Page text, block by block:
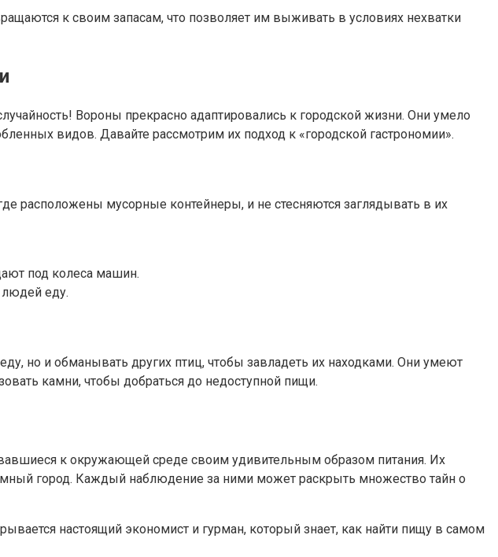
к своим запасам, что позволяет им выживать в условиях нехватки
Вороны прекрасно адаптировались к городской жизни. Они умело
видов. Давайте рассмотрим их подход к «городской гастрономии».
расположены мусорные контейнеры, и не стесняются заглядывать в их
под колеса машин.
людей еду.
но и обманывать других птиц, чтобы завладеть их находками. Они умеют
камни, чтобы добраться до недоступной пищи.
к окружающей среде своим удивительным образом питания. Их
город. Каждый наблюдение за ними может раскрыть множество тайн о
настоящий экономист и гурман, который знает, как найти пищу в самом